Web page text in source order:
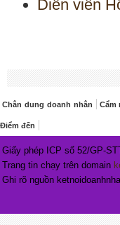
Diễn viên
Chân dung doanh nhân Cẩm
Điểm đến
Giấy phép ICP số 52/GP-
Trang tin chạy trên domain
Ghi rõ nguồn